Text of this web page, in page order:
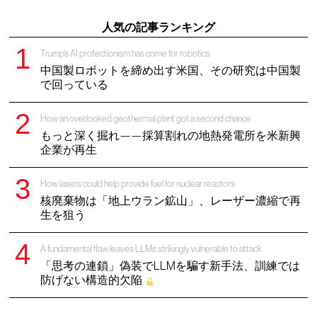
人気の記事ランキング
Trump’s AI protectionism has come for robotics
中国製ロボットを締め出す米国、その研究は中国製
で回っている
How an overlooked geothermal plant got a second chance
もっと深く掘れ——採算割れの地熱発電所を米新興
企業が再生
How lasers could help provide fuel for nuclear reactors
核廃棄物は「地上ウラン鉱山」、レーザー濃縮で再
生を狙う
A fundamental flaw leaves LLMs strikingly vulnerable to attack
「思考の連鎖」偽装でLLMを騙す新手法、訓練では
防げない構造的欠陥